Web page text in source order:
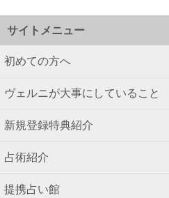
サイトメニュー
初めての方へ
ヴェルニが大事にしていること
新規登録特典紹介
占術紹介
提携占い館